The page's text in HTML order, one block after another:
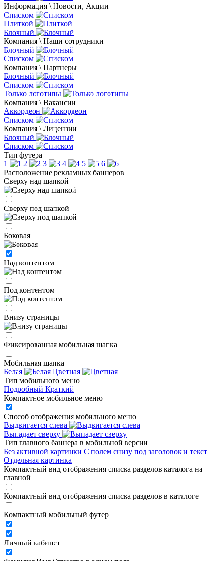
Информация \ Новости, Акции
Списком
Плиткой
Блочный
Компания \ Наши сотрудники
Блочный
Списком
Компания \ Партнеры
Блочный
Списком
Только логотипы
Компания \ Вакансии
Аккордеон
Списком
Компания \ Лицензии
Блочный
Списком
Тип футера
1
2 3 4 5
6
Расположение рекламных баннеров
Сверху над шапкой
Сверху под шапкой
Боковая
Над контентом
Под контентом
Внизу страницы
Фиксированная мобильная шапка
Мобильная шапка
Белая
Цветная
Тип мобильного меню
Подробный Краткий
Компактное мобильное меню
Способ отображения мобильного меню
Выдвигается слева
Выпадает сверху
Тип главного баннера в мобильной версии
Без активной картинки С полем снизу под заголовок и текст
Отдельная картинка
Компактный вид отображения списка разделов каталога на
главной
Компактный вид отображения списка разделов в каталоге
Компактный мобильный футер
Личный кабинет